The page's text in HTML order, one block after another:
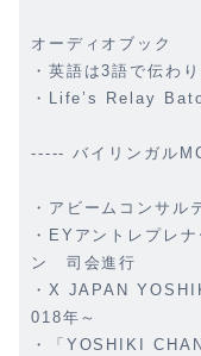
オーディオブック
・英語は3語で伝わ
・Life’s Relay
----- バイリンガル
・アビームコンサル
・EYアントレプレ
ン 司会進行
・X JAPAN
018年～
・「YOSHIKI